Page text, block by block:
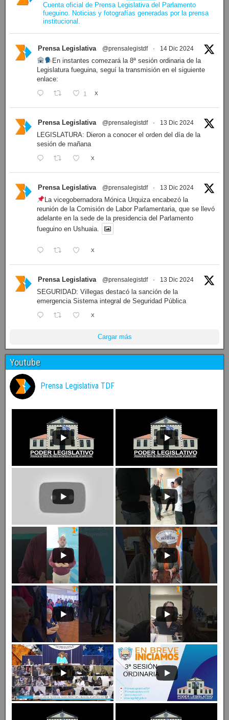
Cuenta oficial de Prensa Legislativa del Parlamento
fueguino. Noticias y fotografías generadas por la prensa
institucional.
Prensa Legislativa @prensalegistdf · 14 Dic 2024
En instantes comezará la 8ª sesión ordinaria de la
Legislatura fueguina, seguí la transmisión en el siguiente
enlace:
1 X
Prensa Legislativa @prensalegistdf · 13 Dic 2024
LEGISLATURA: Dieron a conocer el orden del día de la
sesión de mañana
X
Prensa Legislativa @prensalegistdf · 13 Dic 2024
La vicegobernadora Mónica Urquiza encabezó la
reunión de la Comisión de Labor Parlamentaria, que se llevó
adelante en la sede de la presidencia del Parlamento
fueguino en Ushuaia.
X
Prensa Legislativa @prensalegistdf · 13 Dic 2024
SEGURIDAD: Villegas destacó la sanción de la
emergencia Sistema integral de Seguridad Pública
X
Cargar más
Youtube
Prensa Legislativa TDF